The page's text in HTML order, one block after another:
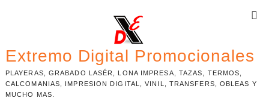
Extremo Digital Promocionales
PLAYERAS, GRABADO LASÉR, LONA IMPRESA, TAZAS, TERMOS,
CALCOMANIAS, IMPRESION DIGITAL, VINIL, TRANSFERS, OBLEAS Y
MUCHO MAS.